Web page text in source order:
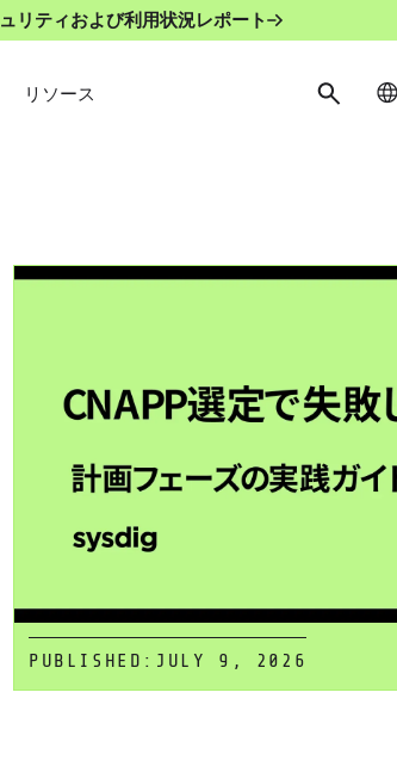
リティおよび利用状況レポート
リソース
PUBLISHED: JULY 9, 2026